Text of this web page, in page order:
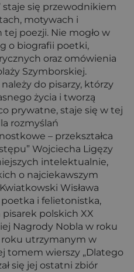
staje się przewodnikiem
motywach i
poezji. Nie mogło w
o biografii poetki,
oraz omówienia
Szymborskiej.
do pisarzy, którzy
życia i tworzą
prywatne, staje się w tej
rozmyślań
– przekształca
Wojciecha Ligęzy
intelektualnie,
o najciekawszym
Wisława
poetka i felietonistka,
polskich XX
Nagrody Nobla w roku
roku utrzymanym w
tomem wierszy „Dlatego
się jej ostatni zbiór